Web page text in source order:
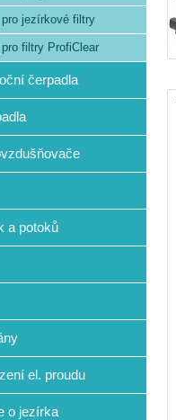
jezírkové filtry
filtry ProfiClear
čerpadla
a potoků
el. proudu
o jezírka